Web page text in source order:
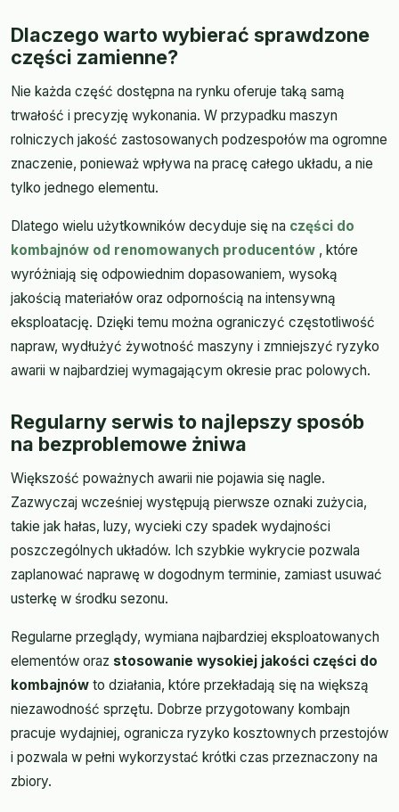
Dlaczego warto wybierać sprawdzone
części zamienne?
Nie każda część dostępna na rynku oferuje taką samą
trwałość i precyzję wykonania. W przypadku maszyn
rolniczych jakość zastosowanych podzespołów ma ogromne
znaczenie, ponieważ wpływa na pracę całego układu, a nie
tylko jednego elementu.
Dlatego wielu użytkowników decyduje się na części do
kombajnów od renomowanych producentów , które
wyróżniają się odpowiednim dopasowaniem, wysoką
jakością materiałów oraz odpornością na intensywną
eksploatację. Dzięki temu można ograniczyć częstotliwość
napraw, wydłużyć żywotność maszyny i zmniejszyć ryzyko
awarii w najbardziej wymagającym okresie prac polowych.
Regularny serwis to najlepszy sposób
na bezproblemowe żniwa
Większość poważnych awarii nie pojawia się nagle.
Zazwyczaj wcześniej występują pierwsze oznaki zużycia,
takie jak hałas, luzy, wycieki czy spadek wydajności
poszczególnych układów. Ich szybkie wykrycie pozwala
zaplanować naprawę w dogodnym terminie, zamiast usuwać
usterkę w środku sezonu.
Regularne przeglądy, wymiana najbardziej eksploatowanych
elementów oraz stosowanie wysokiej jakości części do
kombajnów to działania, które przekładają się na większą
niezawodność sprzętu. Dobrze przygotowany kombajn
pracuje wydajniej, ogranicza ryzyko kosztownych przestojów
i pozwala w pełni wykorzystać krótki czas przeznaczony na
zbiory.